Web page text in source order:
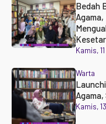
Bedah
Agama,
Kamis,
Warta
Kamis,